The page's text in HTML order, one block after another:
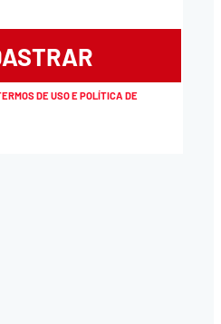
DE USO E POLÍTICA DE